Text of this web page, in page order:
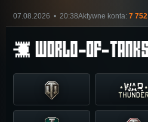
07.08.2026 • 20:38Aktywne konta: 7 752